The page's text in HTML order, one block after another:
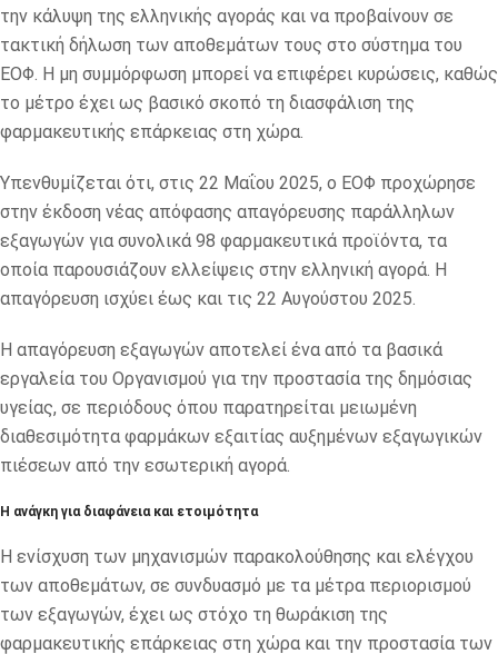
την κάλυψη της ελληνικής αγοράς και να προβαίνουν σε
τακτική δήλωση των αποθεμάτων τους στο σύστημα του
ΕΟΦ. Η μη συμμόρφωση μπορεί να επιφέρει κυρώσεις, καθώς
το μέτρο έχει ως βασικό σκοπό τη διασφάλιση της
φαρμακευτικής επάρκειας στη χώρα.
Υπενθυμίζεται ότι, στις 22 Μαΐου 2025, ο ΕΟΦ προχώρησε
στην έκδοση νέας απόφασης απαγόρευσης παράλληλων
εξαγωγών για συνολικά 98 φαρμακευτικά προϊόντα, τα
οποία παρουσιάζουν ελλείψεις στην ελληνική αγορά. Η
απαγόρευση ισχύει έως και τις 22 Αυγούστου 2025.
Η απαγόρευση εξαγωγών αποτελεί ένα από τα βασικά
εργαλεία του Οργανισμού για την προστασία της δημόσιας
υγείας, σε περιόδους όπου παρατηρείται μειωμένη
διαθεσιμότητα φαρμάκων εξαιτίας αυξημένων εξαγωγικών
πιέσεων από την εσωτερική αγορά.
Η ανάγκη για διαφάνεια και ετοιμότητα
Η ενίσχυση των μηχανισμών παρακολούθησης και ελέγχου
των αποθεμάτων, σε συνδυασμό με τα μέτρα περιορισμού
των εξαγωγών, έχει ως στόχο τη θωράκιση της
φαρμακευτικής επάρκειας στη χώρα και την προστασία των